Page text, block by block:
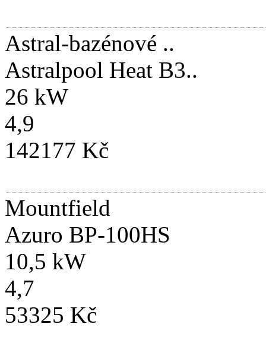
Astral-bazénové ..
Astralpool Heat B3..
26 kW
4,9
142177 Kč
Mountfield
Azuro BP-100HS
10,5 kW
4,7
53325 Kč